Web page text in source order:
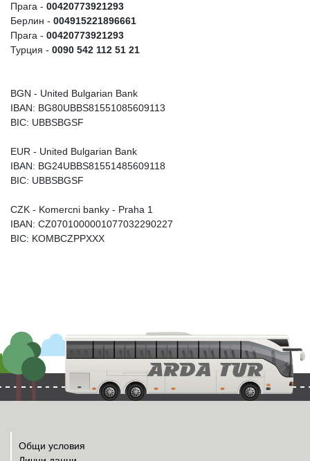
Прага - 00420773921293
Берлин - 004915221896661
Прага - 00420773921293
Турция - 0090 542 112 51 21
BGN - United Bulgarian Bank
IBAN: BG80UBBS81551085609113
BIC: UBBSBGSF
EUR - United Bulgarian Bank
IBAN: BG24UBBS81551485609118
BIC: UBBSBGSF
CZK - Komercni banky - Praha 1
IBAN: CZ0701000001077032290227
BIC: KOMBCZPPXXX
Общи условия